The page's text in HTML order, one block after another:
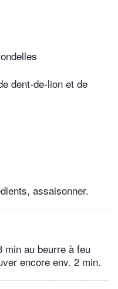
dent-de-lion et de
assaisonner.
min au beurre à feu
encore env. 2 min.